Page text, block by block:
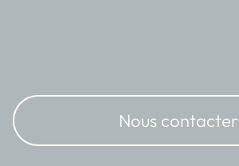
Nous contacter